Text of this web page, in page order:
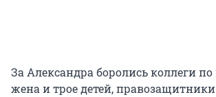
За Александра боролись коллеги по
жена и трое детей,